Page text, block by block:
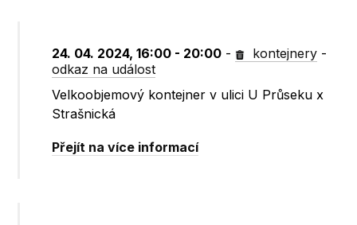
24. 04. 2024, 16:00 - 20:00 - kontejnery -
odkaz na událost
Velkoobjemový kontejner v ulici U Průseku x
Strašnická
Přejít na více informací